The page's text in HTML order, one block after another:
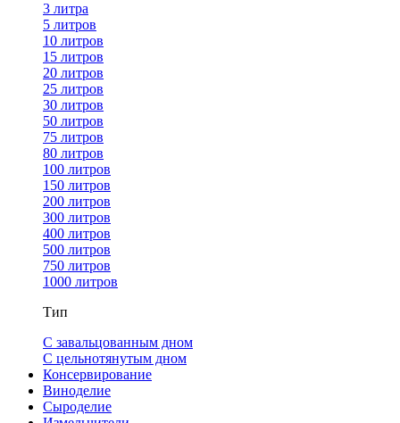
3 литра
5 литров
10 литров
15 литров
20 литров
25 литров
30 литров
50 литров
75 литров
80 литров
100 литров
150 литров
200 литров
300 литров
400 литров
500 литров
750 литров
1000 литров
Тип
С завальцованным дном
С цельнотянутым дном
Консервирование
Виноделие
Сыроделие